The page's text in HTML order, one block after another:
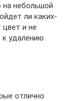
на небольшой
ли каких-
цвет и не
к удалению
отлично